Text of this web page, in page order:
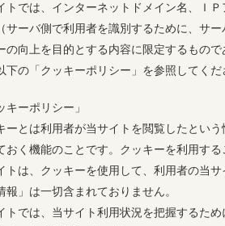
トでは、インターネットドメイン名、Ｉ
サーバ側で利用者を識別するために、サ
の向上を目的とする内容に限定するもの
下の「クッキーポリシー」を参照してくだ
キーポリシー」
ーとは利用者が当サイトを閲覧したとい
おく機能のことです。クッキーを利用す
トは、クッキーを使用して、利用者の当
報」は一切含まれておりません。
トでは、当サイト利用状況を把握するた